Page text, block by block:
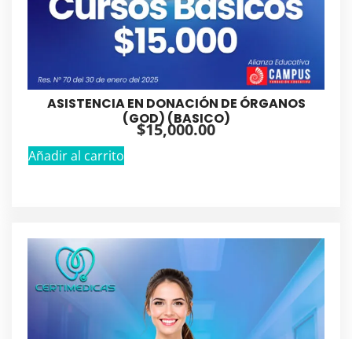
ASISTENCIA EN DONACIÓN DE ÓRGANOS
(GOD) (BASICO)
$15,000.00
Añadir al carrito